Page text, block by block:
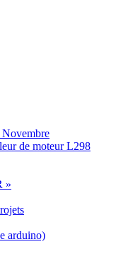
Novembre
de moteur L298
»
arduino)